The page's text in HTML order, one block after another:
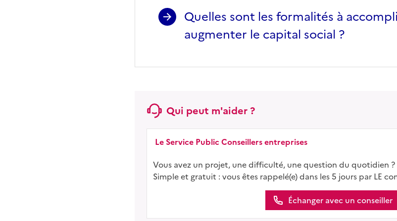
Quelles sont les formalités à
augmenter le capital social ?
Qui peut m'aider ?
Le Service Public Conseillers entreprises
Vous avez un projet, une difficulté, une question du quotidien ?
Simple et gratuit : vous êtes rappelé(e) dans les 5 jours par LE
Échanger avec un conseiller